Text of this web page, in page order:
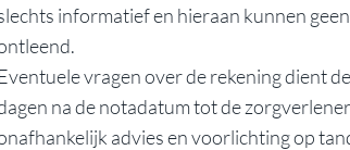
informatief en hieraan kunnen
vragen over de rekening dient
na de notadatum tot de
advies en voorlichting op